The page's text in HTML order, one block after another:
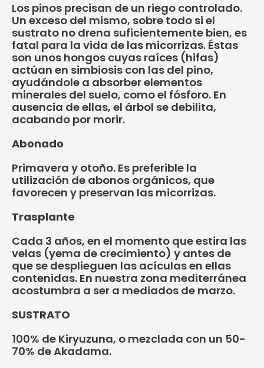
Los pinos precisan de un riego controlado.
Un exceso del mismo, sobre todo si el
sustrato no drena suficientemente bien, es
fatal para la vida de las micorrizas. Éstas
son unos hongos cuyas raíces (hifas)
actúan en simbiosis con las del pino,
ayudándole a absorber elementos
minerales del suelo, como el fósforo. En
ausencia de ellas, el árbol se debilita,
acabando por morir.
Abonado
Primavera y otoño. Es preferible la
utilización de abonos orgánicos, que
favorecen y preservan las micorrizas.
Trasplante
Cada 3 años, en el momento que estira las
velas (yema de crecimiento) y antes de
que se desplieguen las acículas en ellas
contenidas. En nuestra zona mediterránea
acostumbra a ser a mediados de marzo.
SUSTRATO
100% de Kiryuzuna, o mezclada con un 50-
70% de Akadama.